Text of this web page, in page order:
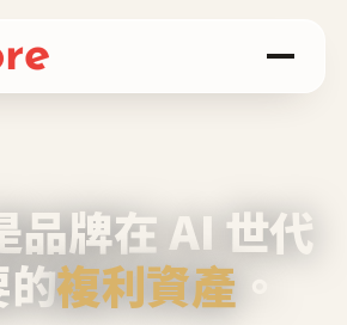
品牌在 AI 世代
複利資產 。